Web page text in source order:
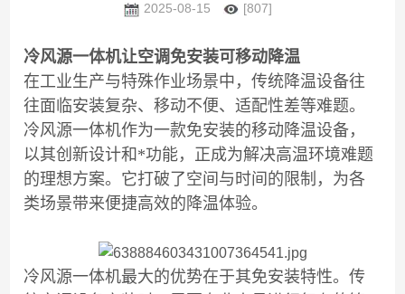
2025-08-15 [807]
冷风源一体机让空调免安装可移动降温
在工业生产与特殊作业场景中，传统降温设备往
往面临安装复杂、移动不便、适配性差等难题。
冷风源一体机作为一款免安装的移动降温设备，
以其创新设计和*功能，正成为解决高温环境难题
的理想方案。它打破了空间与时间的限制，为各
类场景带来便捷高效的降温体验。
冷风源一体机最大的优势在于其免安装特性。传